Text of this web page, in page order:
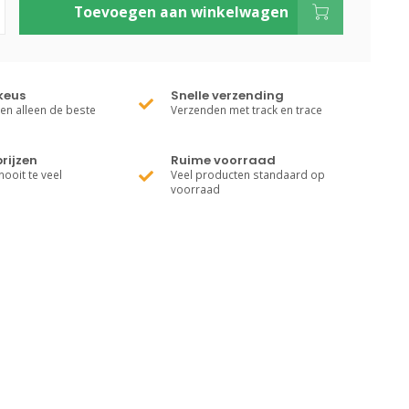
Toevoegen aan winkelwagen
alleen de beste
Snelle verzending
Verzenden met track en trace
te veel
Ruime voorraad
Veel producten standaard op
voorraad